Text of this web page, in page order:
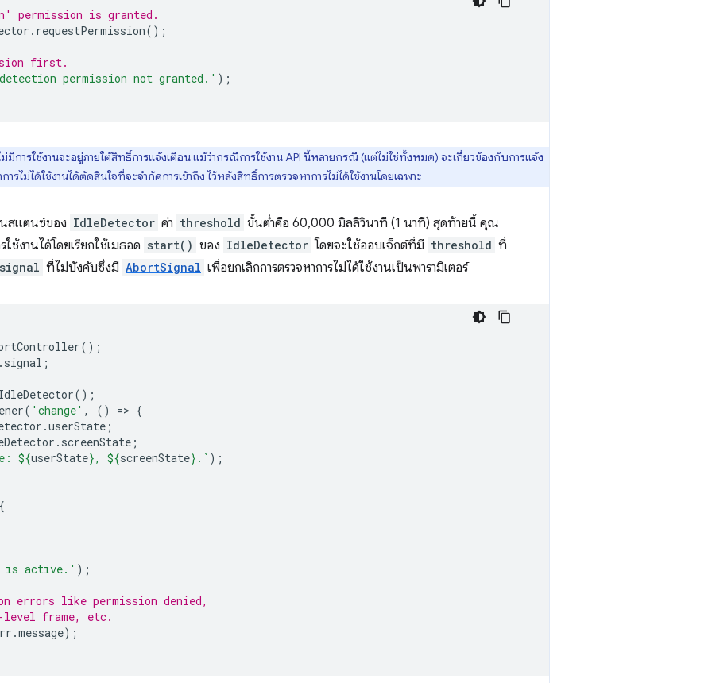
permission is granted.
. requestPermission();
first.
permission not granted.' );
มีการใช้งานจะอยู่ภายใต้สิทธิ์การแจ้งเตือน แม้ว่ากรณีการใช้งาน API นี้หลายกรณี (แต่ไม่ใช่ทั้งหมด) จะเกี่ยวข้องกับการแจ้ง
ไม่ได้ใช้งานได้ตัดสินใจที่จะจำกัดการเข้าถึง ไว้หลังสิทธิ์การตรวจหาการไม่ได้ใช้งานโดยเฉพาะ
สแตนซ์ของ IdleDetector ค่า threshold ขั้นต่ำคือ 60,000 มิลลิวินาที (1 นาที) สุดท้ายนี้ คุณ
ใช้งานได้โดยเรียกใช้เมธอด start() ของ IdleDetector โดยจะใช้ออบเจ็กต์ที่มี threshold ที่
signal ที่ไม่บังคับซึ่งมี AbortSignal เพื่อยกเลิกการตรวจหาการไม่ได้ใช้งานเป็นพารามิเตอร์
();
signal ;
();
( 'change' , () => {
.userState ;
. screenState ;
${userState}, ${screenState} .` );
is active.' );
like permission denied,
frame, etc.
.message);